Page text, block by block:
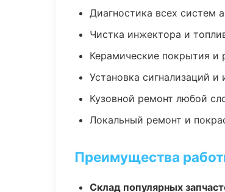
Диагностика всех систем
Чистка инжектора и
Керамические покрытия и
Установка сигнализаций
Кузовной ремонт любой
Локальный ремонт и
Преимущества
Склад популярных